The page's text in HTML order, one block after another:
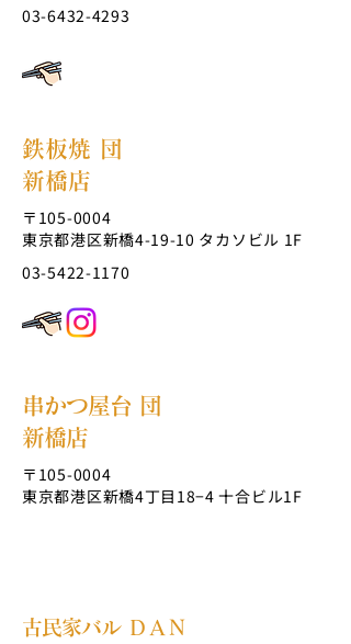
03-6432-4293
鉄板焼 団
新橋店
〒105-0004
東京都港区新橋4-19-10 タカソビル 1F
03-5422-1170
串かつ屋台 団
新橋店
〒105-0004
東京都港区新橋4丁目18−4 十合ビル1F
古民家バル ＤＡＮ